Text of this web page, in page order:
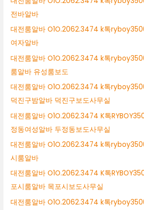
전바알바
대전룸알바 O1O.2062.3474 k톡
여자알바
대전룸알바 O1O.2062.3474 k톡
룸알바 유성룸보도
대전룸알바 O1O.2062.3474 k톡
덕진구밤알바 덕진구보도사무실
대전룸알바 O1O.2062.3474 K톡
정동여성알바 두정동보도사무실
대전룸알바 O1O.2062.3474 k톡
시룸알바
대전룸알바 O1O.2062.3474 K톡
포시룸알바 목포시보도사무실
대전룸알바 O1O.2062.3474 k톡